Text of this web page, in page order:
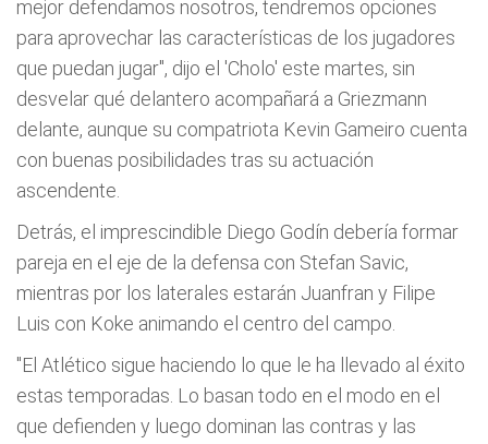
mejor defendamos nosotros, tendremos opciones
para aprovechar las características de los jugadores
que puedan jugar", dijo el 'Cholo' este martes, sin
desvelar qué delantero acompañará a Griezmann
delante, aunque su compatriota Kevin Gameiro cuenta
con buenas posibilidades tras su actuación
ascendente.
Detrás, el imprescindible Diego Godín debería formar
pareja en el eje de la defensa con Stefan Savic,
mientras por los laterales estarán Juanfran y Filipe
Luis con Koke animando el centro del campo.
"El Atlético sigue haciendo lo que le ha llevado al éxito
estas temporadas. Lo basan todo en el modo en el
que defienden y luego dominan las contras y las